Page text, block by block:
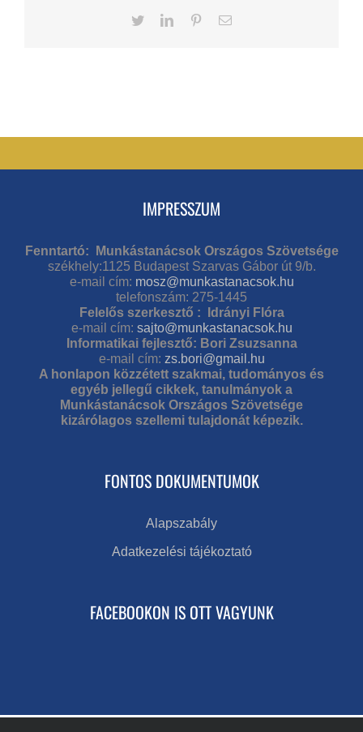
TwitterLinkedInPinterestEmail
IMPRESSZUM
Fenntartó: Munkástanácsok Országos Szövetsége
székhely:1125 Budapest Szarvas Gábor út 9/b.
e-mail cím: mosz@munkastanacsok.hu
telefonszám: 275-1445
Felelős szerkesztő : Idrányi Flóra
e-mail cím: sajto@munkastanacsok.hu
Informatikai fejlesztő: Bori Zsuzsanna
e-mail cím: zs.bori@gmail.hu
A honlapon közzétett szakmai, tudományos és
egyéb jellegű cikkek, tanulmányok a
Munkástanácsok Országos Szövetsége
kizárólagos szellemi tulajdonát képezik.
FONTOS DOKUMENTUMOK
Alapszabály
Adatkezelési tájékoztató
FACEBOOKON IS OTT VAGYUNK